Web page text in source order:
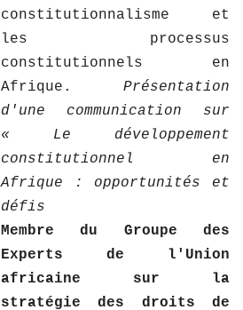
constitutionnalisme et
les processus
constitutionnels en
Afrique. Présentation
d'une communication sur
« Le développement
constitutionnel en
Afrique : opportunités et
défis
Membre du Groupe des
Experts de l'Union
africaine sur la
stratégie des droits de